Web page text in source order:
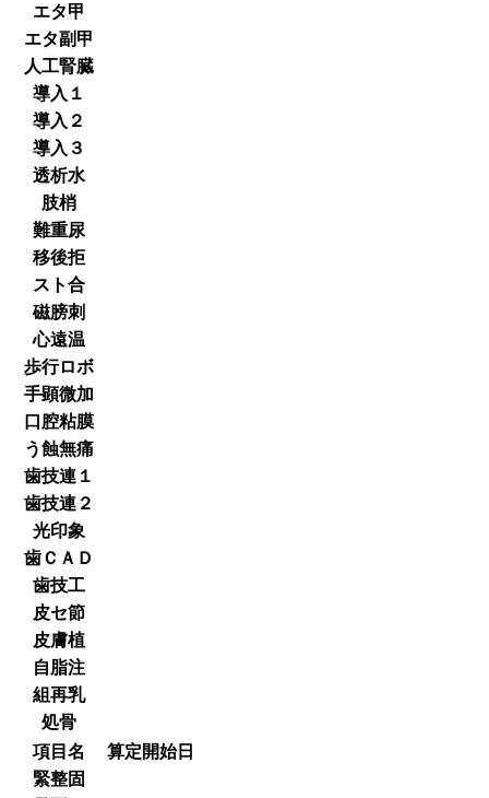
エタ甲
エタ副甲
人工腎臓
導入１
導入２
導入３
透析水
肢梢
難重尿
移後拒
スト合
磁膀刺
心遠温
歩行ロボ
手顕微加
口腔粘膜
う蝕無痛
歯技連１
歯技連２
光印象
歯ＣＡＤ
歯技工
皮セ節
皮膚植
自脂注
組再乳
処骨
項目名
算定開始日
緊整固